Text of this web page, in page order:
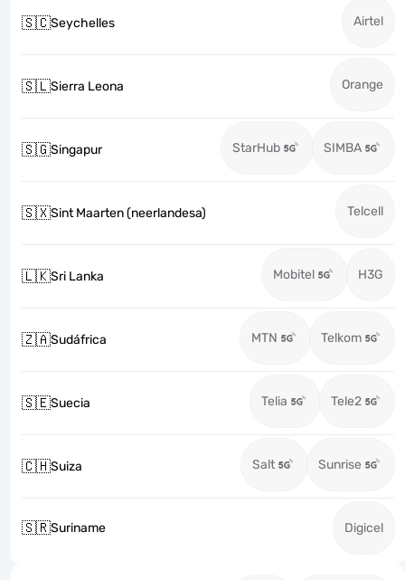
🇸🇨Seychelles Airtel
🇸🇱Sierra Leona Orange
🇸🇬Singapur StarHub SIMBA
🇸🇽Sint Maarten (neerlandesa) Telcell
🇱🇰Sri Lanka Mobitel H3G
🇿🇦Sudáfrica MTN Telkom
🇸🇪Suecia Telia Tele2
🇨🇭Suiza Salt Sunrise
🇸🇷Suriname Digicel